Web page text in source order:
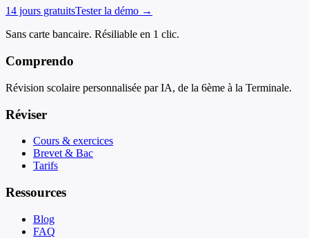
14 jours gratuitsTester la démo →
Sans carte bancaire. Résiliable en 1 clic.
Comprendo
Révision scolaire personnalisée par IA, de la 6ème à la Terminale.
Réviser
Cours & exercices
Brevet & Bac
Tarifs
Ressources
Blog
FAQ